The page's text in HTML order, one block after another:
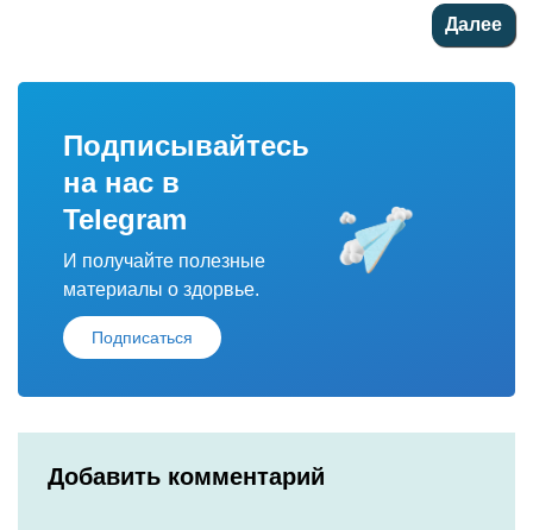
Подписывайтесь
на нас в
Telegram
И получайте полезные
материалы о здорвье.
Подписаться
Добавить комментарий